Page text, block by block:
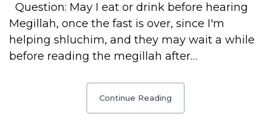
Question: May I eat or drink before hearing
Megillah, once the fast is over, since I'm
helping shluchim, and they may wait a while
before reading the megillah after…
Continue Reading